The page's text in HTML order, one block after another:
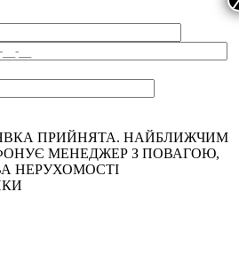
ПРИЙНЯТА. НАЙБЛИЖЧИМ
МЕНЕДЖЕР З ПОВАГОЮ,
НЕРУХОМОСТІ